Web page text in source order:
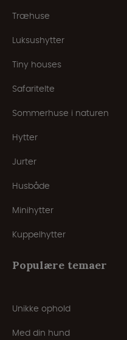
Træhuse
Luksushytter
Tiny houses
Safaritelte
Sommerhuse i naturen
Hytter
Jurter
Husbåde
Minihytter
Kuppelhytter
Populære temaer
Unikke ophold
Med din hund